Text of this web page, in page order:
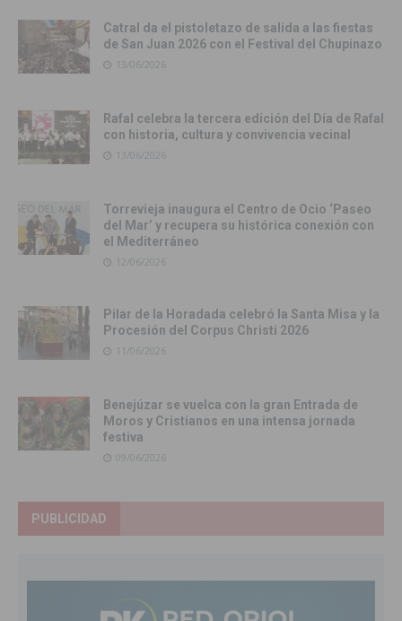
Catral da el pistoletazo de salida a las fiestas
de San Juan 2026 con el Festival del Chupinazo
13/06/2026
Rafal celebra la tercera edición del Día de Rafal
con historia, cultura y convivencia vecinal
13/06/2026
Torrevieja inaugura el Centro de Ocio ‘Paseo
del Mar’ y recupera su histórica conexión con
el Mediterráneo
12/06/2026
Pilar de la Horadada celebró la Santa Misa y la
Procesión del Corpus Christi 2026
11/06/2026
Benejúzar se vuelca con la gran Entrada de
Moros y Cristianos en una intensa jornada
festiva
09/06/2026
PUBLICIDAD